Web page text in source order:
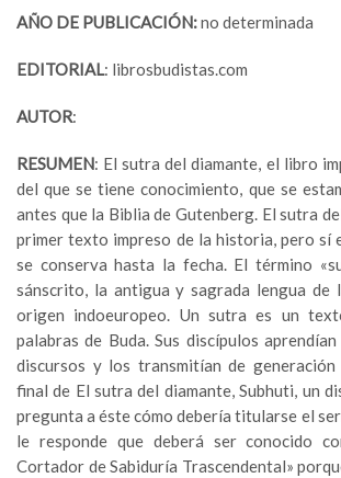
AÑO DE PUBLICACIÓN:no determinada
EDITORIAL: librosbudistas.com
AUTOR:
RESUMEN: El sutra del diamante, el libro
del que se tiene conocimiento, que se
antes que la Biblia de Gutenberg. El sutra
primer texto impreso de la historia, pero sí
se conserva hasta la fecha. El término
sánscrito, la antigua y sagrada lengua de
origen indoeuropeo. Un sutra es un
palabras de Buda. Sus discípulos
discursos y los transmitían de generación
final de El sutra del diamante, Subhuti, un
pregunta a éste cómo debería titularse el
le responde que deberá ser conocido
Cortador de Sabiduría Trascendental»